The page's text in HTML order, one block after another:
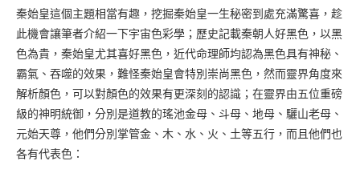
秦始皇這個主題相當有趣，挖掘秦始皇一生秘密到處充滿驚喜，趁
此機會讓筆者介紹一下宇宙色彩學；歷史記載秦朝人好黑色，以黑
色為貴，秦始皇尤其喜好黑色，近代命理師均認為黑色具有神秘、
霸氣、吞噬的效果，難怪秦始皇會特別崇尚黑色，然而靈界角度來
解析顏色，可以對顏色的效果有更深刻的認識；在靈界由五位重磅
級的神明統御，分別是道教的瑤池金母、斗母、地母、驪山老母、
元始天尊，他們分別掌管金、木、水、火、土等五行，而且他們也
各有代表色：